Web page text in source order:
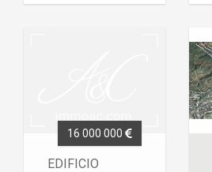
16 000 000
EDIFICIO